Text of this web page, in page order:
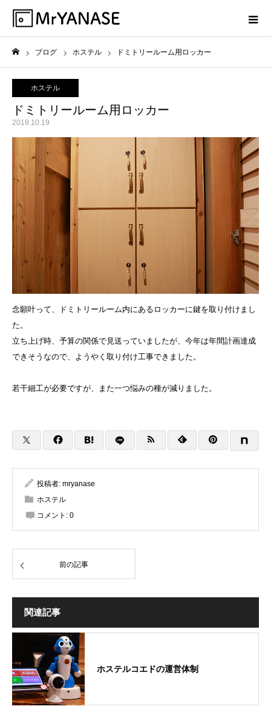
ブログ ホステル ドミトリールーム用ロッカー
ホステル
ドミトリールーム用ロッカー
2019.10.19
念願叶って、ドミトリールーム内にあるロッカーに鍵を取り付けまし
た。
立ち上げ時、予算の関係で見送っていましたが、今年は年間計画達成
できそうなので、ようやく取り付け工事できました。
若干細工が必要ですが、また一つ悩みの種が減りました。
投稿者: mryanase
ホステル
コメント: 0
前の記事
関連記事
ホステルコエドの運営体制